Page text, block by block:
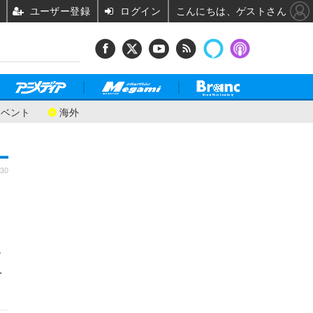
ント 海外
ユーザー登録 ログイン こんにちは、ゲストさん